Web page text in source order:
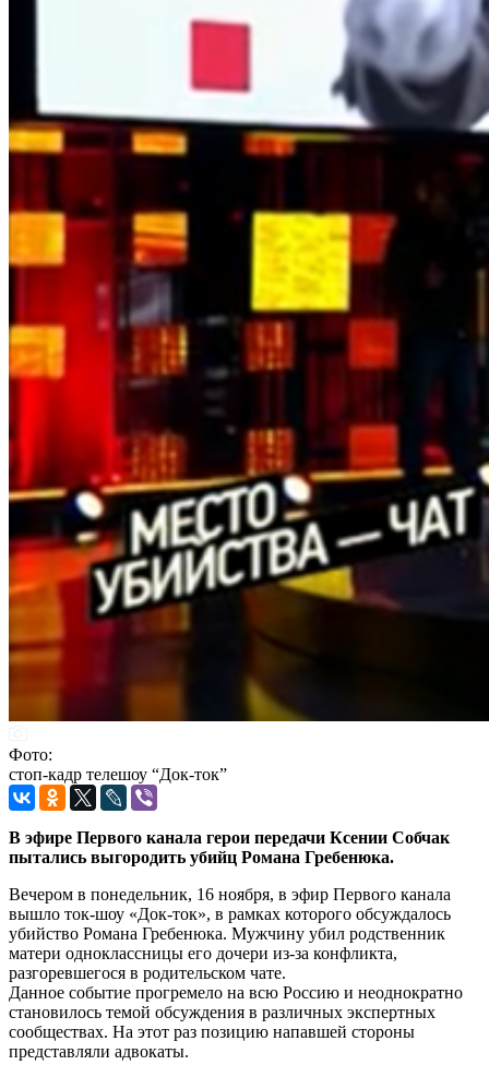
Фото:
стоп-кадр телешоу “Док-ток”
В эфире Первого канала герои передачи Ксении Собчак
пытались выгородить убийц Романа Гребенюка.
Вечером в понедельник, 16 ноября, в эфир Первого канала
вышло ток-шоу «Док-ток», в рамках которого обсуждалось
убийство Романа Гребенюка. Мужчину убил родственник
матери одноклассницы его дочери из-за конфликта,
разгоревшегося в родительском чате.
Данное событие прогремело на всю Россию и неоднократно
становилось темой обсуждения в различных экспертных
сообществах. На этот раз позицию напавшей стороны
представляли адвокаты.